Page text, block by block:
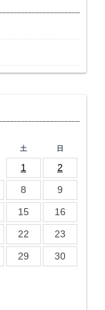
土 日
1
2
8
9
15
16
22
23
29
30